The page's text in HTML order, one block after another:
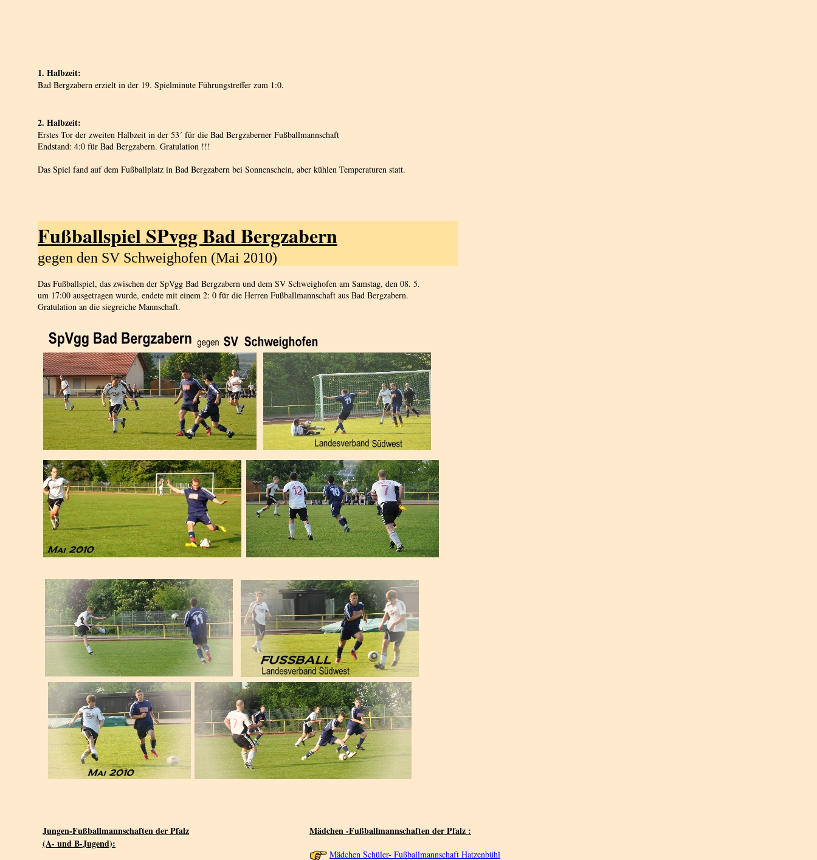
1. Halbzeit:
Bad Bergzabern erzielt in der 19. Spielminute Führungstreffer zum 1:0.
2. Halbzeit:
Erstes Tor der zweiten Halbzeit in der 53´ für die Bad Bergzaberner Fußballmannschaft
Endstand: 4:0 für Bad Bergzabern. Gratulation !!!
Das Spiel fand auf dem Fußballplatz in Bad Bergzabern bei Sonnenschein, aber kühlen Temperaturen statt.
Fußballspiel SPvgg Bad Bergzabern
gegen den SV Schweighofen (Mai 2010)
Das Fußballspiel, das zwischen der SpVgg Bad Bergzabern und dem SV Schweighofen am Samstag, den 08. 5.
um 17:00 ausgetragen wurde, endete mit einem 2: 0 für die Herren Fußballmannschaft aus Bad Bergzabern.
Gratulation an die siegreiche Mannschaft.
Jungen-Fußballmannschaften der Pfalz
(A- und B-Jugend):
Mädchen -Fußballmannschaften der Pfalz :
Mädchen Schüler- Fußballmannschaft Hatzenbühl